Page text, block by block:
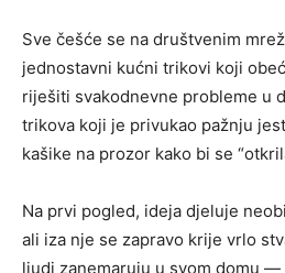
Sve češće se na društvenim
jednostavni kućni trikovi koji
riješiti svakodnevne probleme u
trikova koji je privukao pažnju
kašike na prozor kako bi se
Na prvi pogled, ideja djeluje
ali iza nje se zapravo krije vrlo
ljudi zanemaruju u svom domu —